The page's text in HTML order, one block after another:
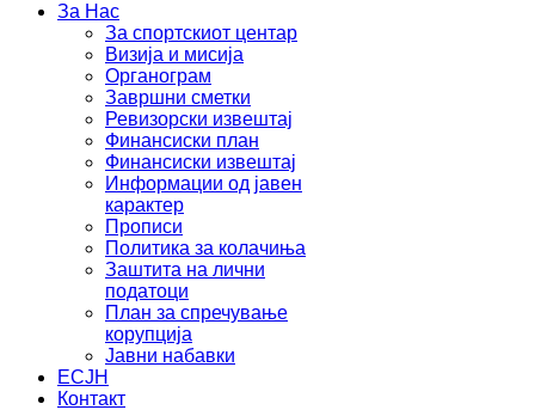
За Нас
За спортскиот центар
Визија и мисија
Органограм
Завршни сметки
Ревизорски извештај
Финансиски план
Финансиски извештај
Информации од јавен
карактер
Прописи
Политика за колачиња
Заштита на лични
податоци
План за спречување
корупција
Јавни набавки
ЕСЈН
Контакт